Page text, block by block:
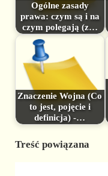
Ogólne zasady
prawa: czym są i na
czym polegają (z…
Znaczenie Wojna (Co
to jest, pojęcie i
definicja) -…
Treść powiązana